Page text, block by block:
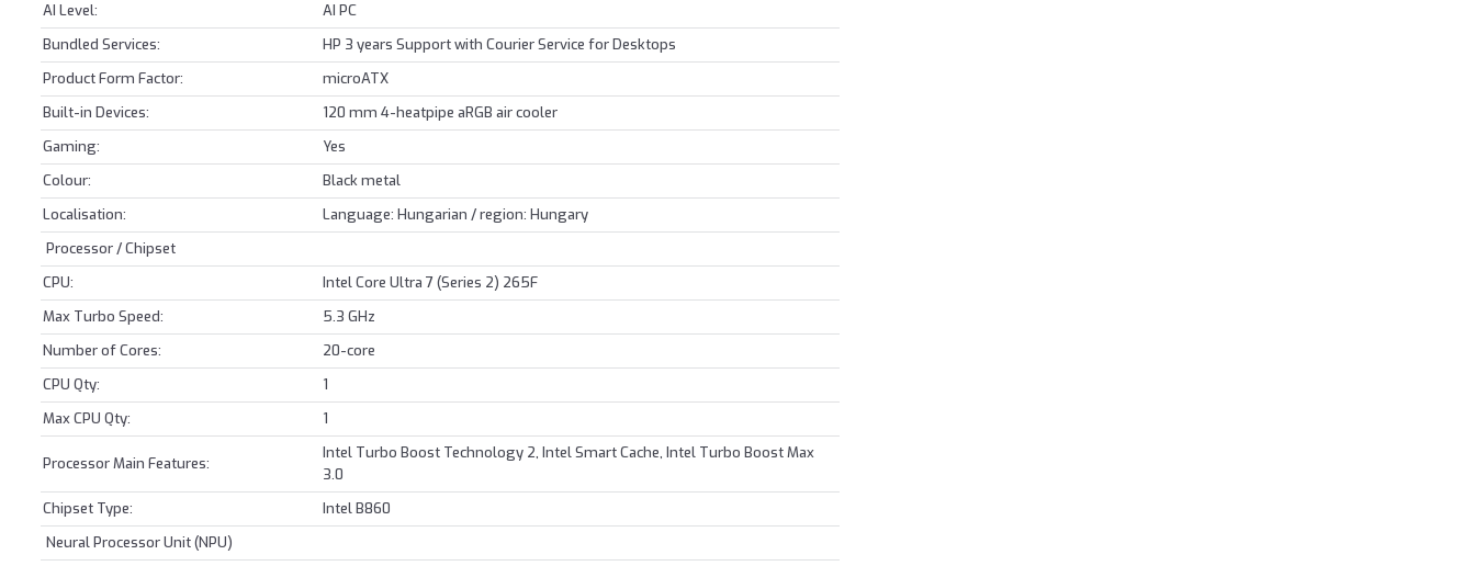
AI Level:
AI PC
Bundled Services:
HP 3 years Support with Courier Service for Desktops
Product Form Factor:
microATX
Built-in Devices:
120 mm 4-heatpipe aRGB air cooler
Gaming:
Yes
Colour:
Black metal
Localisation:
Language: Hungarian / region: Hungary
Processor / Chipset
CPU:
Intel Core Ultra 7 (Series 2) 265F
Max Turbo Speed:
5.3 GHz
Number of Cores:
20-core
CPU Qty:
1
Max CPU Qty:
1
Processor Main Features:
Intel Turbo Boost Technology 2, Intel Smart Cache, Intel Turbo Boost Max
3.0
Chipset Type:
Intel B860
Neural Processor Unit (NPU)